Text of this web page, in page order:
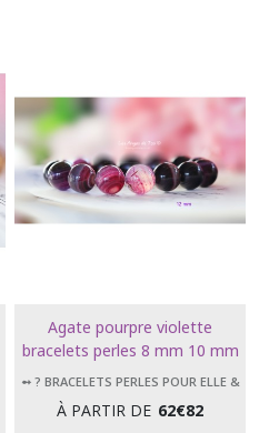
Agate pourpre violette
bracelets perles 8 mm 10 mm
12 mm
➻ ? BRACELETS PERLES POUR ELLE &
À PARTIR DE 62€82